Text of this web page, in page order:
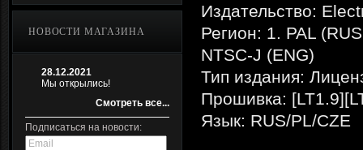
НОВОСТИ МАГАЗИНА
28.12.2021
Мы открылись!
Смотреть все...
Подписаться на новости:
Издательство:
Регион: 1. PAL
NTSC-J (ENG)
Тип издания:
Прошивка:
Язык: RUS/PL/CZE